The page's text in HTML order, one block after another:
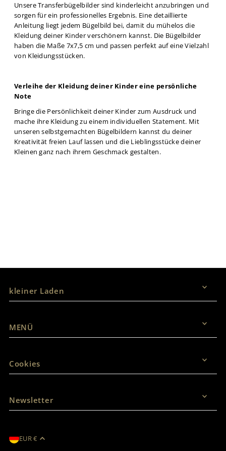
Unsere Transferbügelbilder sind kinderleicht anzubringen und
sorgen für ein professionelles Ergebnis. Eine detaillierte
Anleitung liegt jedem Bügelbild bei, damit du mühelos die
Kleidung deiner Kinder verschönern kannst. Die Bügelbilder
haben die Maße 7x7,5 cm und passen perfekt auf eine Vielzahl
von Kleidungsstücken.
Verleihe der Kleidung deiner Kinder eine persönliche
Note
Bringe die Persönlichkeit deiner Kinder zum Ausdruck und
mache ihre Kleidung zu einem individuellen Statement. Mit
unseren selbstgemachten Bügelbildern kannst du deiner
Kreativität freien Lauf lassen und die Lieblingsstücke deiner
Kleinen ganz nach ihrem Geschmack gestalten.
kleiner Laden
MENÜ
Cookies
Newsletter
EUR €